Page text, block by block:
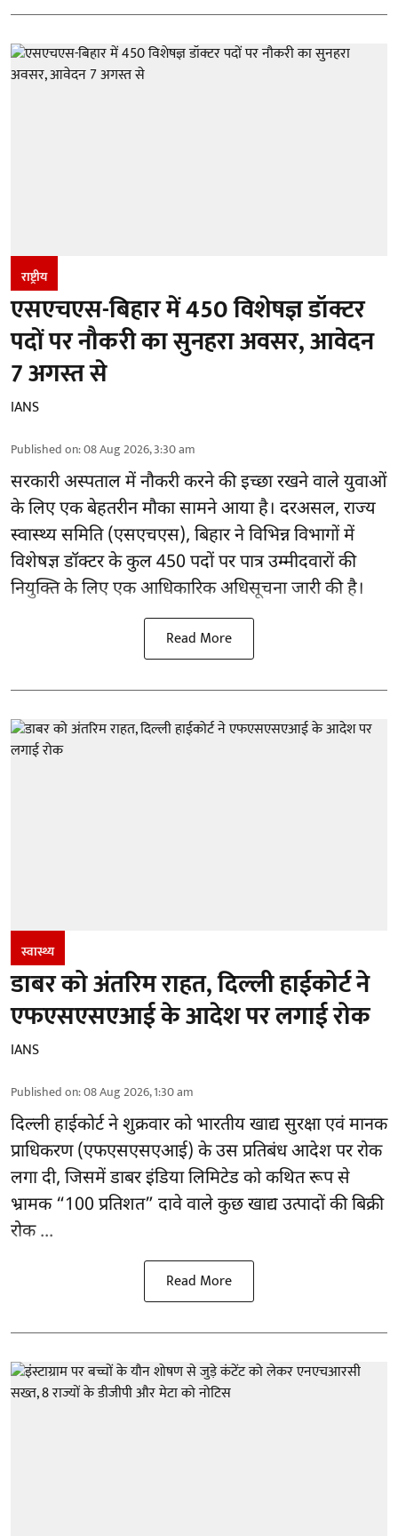
राष्ट्रीय
एसएचएस-बिहार में 450 विशेषज्ञ डॉक्टर
पदों पर नौकरी का सुनहरा अवसर, आवेदन
7 अगस्त से
IANS
Published on:08 Aug 2026, 3:30 am
सरकारी अस्पताल में नौकरी करने की इच्छा रखने वाले युवाओं
के लिए एक बेहतरीन मौका सामने आया है। दरअसल, राज्य
स्वास्थ्य समिति (एसएचएस), बिहार ने विभिन्न विभागों में
विशेषज्ञ डॉक्टर के कुल 450 पदों पर पात्र उम्मीदवारों की
नियुक्ति के लिए एक आधिकारिक अधिसूचना जारी की है।
Read More
स्वास्थ्य
डाबर को अंतरिम राहत, दिल्ली हाईकोर्ट ने
एफएसएसएआई के आदेश पर लगाई रोक
IANS
Published on:08 Aug 2026, 1:30 am
दिल्ली हाईकोर्ट ने शुक्रवार को भारतीय खाद्य सुरक्षा एवं मानक
प्राधिकरण(एफएसएसएआई) के उस प्रतिबंध आदेश पर रोक
लगा दी, जिसमें डाबर इंडिया लिमिटेड को कथित रूप से
भ्रामक “100 प्रतिशत” दावे वाले कुछ खाद्य उत्पादों की बिक्री
रोक ...
Read More